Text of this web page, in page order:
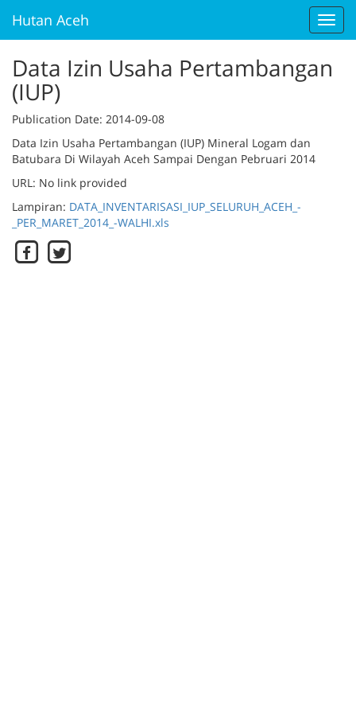
Hutan Aceh
Data Izin Usaha Pertambangan
(IUP)
Publication Date: 2014-09-08
Data Izin Usaha Pertambangan (IUP) Mineral Logam dan
Batubara Di Wilayah Aceh Sampai Dengan Pebruari 2014
URL: No link provided
Lampiran: DATA_INVENTARISASI_IUP_SELURUH_ACEH_-
_PER_MARET_2014_-WALHI.xls